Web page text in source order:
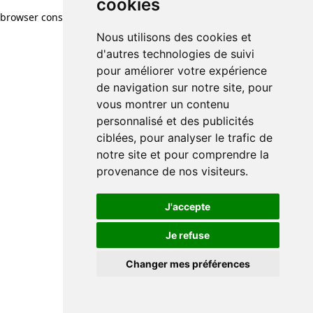
cookies
Nous utilisons des cookies et
d'autres technologies de suivi
pour améliorer votre expérience
de navigation sur notre site, pour
vous montrer un contenu
personnalisé et des publicités
ciblées, pour analyser le trafic de
notre site et pour comprendre la
provenance de nos visiteurs.
J'accepte
Je refuse
Changer mes préférences
browser console for more information)